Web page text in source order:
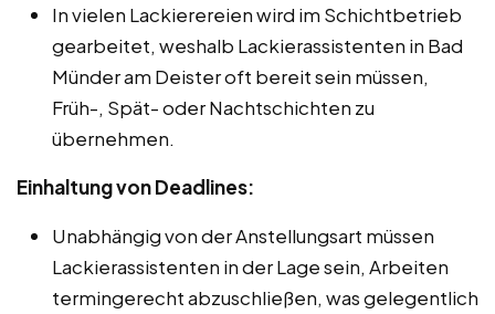
In vielen Lackierereien wird im Schichtbetrieb
gearbeitet, weshalb Lackierassistenten in Bad
Münder am Deister oft bereit sein müssen,
Früh-, Spät- oder Nachtschichten zu
übernehmen.
Einhaltung von Deadlines:
Unabhängig von der Anstellungsart müssen
Lackierassistenten in der Lage sein, Arbeiten
termingerecht abzuschließen, was gelegentlich